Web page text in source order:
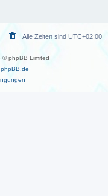
Alle Zeiten sind UTC+02:00
© phpBB Limited
phpBB.de